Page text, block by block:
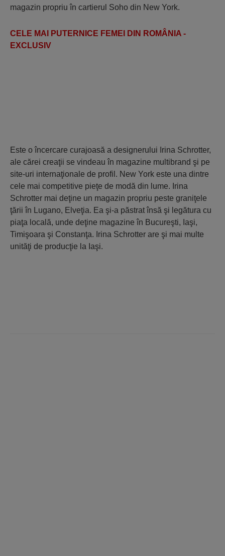
magazin propriu în cartierul Soho din New York.
CELE MAI PUTERNICE FEMEI DIN ROMÂNIA -
EXCLUSIV
Este o încercare curajoasă a designerului Irina Schrotter,
ale cărei creaţii se vindeau în magazine multibrand şi pe
site-uri internaţionale de profil. New York este una dintre
cele mai competitive pieţe de modă din lume. Irina
Schrotter mai deţine un magazin propriu peste graniţele
ţării în Lugano, Elveţia. Ea şi-a păstrat însă şi legătura cu
piaţa locală, unde deţine magazine în Bucureşti, Iaşi,
Timişoara şi Constanţa. Irina Schrotter are şi mai multe
unităţi de producţie la Iaşi.